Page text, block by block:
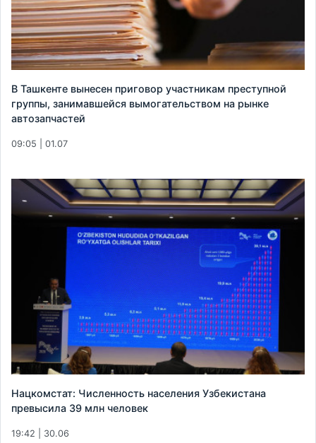
В Ташкенте вынесен приговор участникам преступной
группы, занимавшейся вымогательством на рынке
автозапчастей
09:05 | 01.07
Нацкомстат: Численность населения Узбекистана
превысила 39 млн человек
19:42 | 30.06